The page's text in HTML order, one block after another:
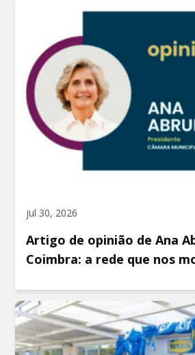
jul 30, 2026
Artigo de opinião de Ana
Coimbra: a rede que nos